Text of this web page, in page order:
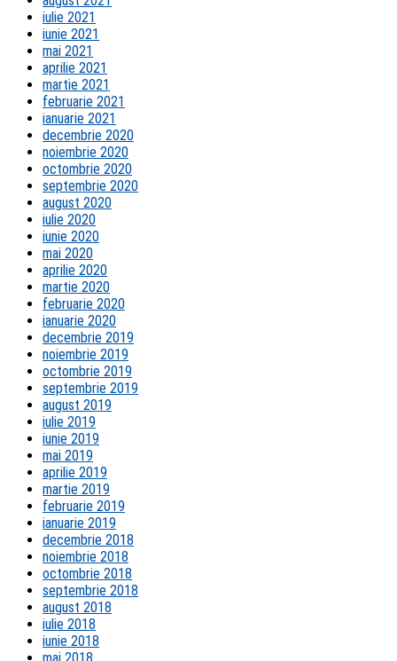
iulie 2021
iunie 2021
mai 2021
aprilie 2021
martie 2021
februarie 2021
ianuarie 2021
decembrie 2020
noiembrie 2020
octombrie 2020
septembrie 2020
august 2020
iulie 2020
iunie 2020
mai 2020
aprilie 2020
martie 2020
februarie 2020
ianuarie 2020
decembrie 2019
noiembrie 2019
octombrie 2019
septembrie 2019
august 2019
iulie 2019
iunie 2019
mai 2019
aprilie 2019
martie 2019
februarie 2019
ianuarie 2019
decembrie 2018
noiembrie 2018
octombrie 2018
septembrie 2018
august 2018
iulie 2018
iunie 2018